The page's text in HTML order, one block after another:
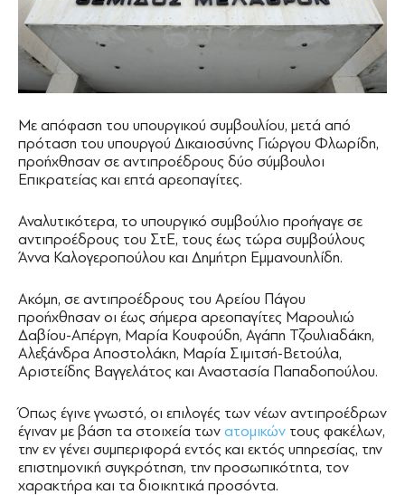
Με απόφαση του υπουργικού συμβουλίου, μετά από
πρόταση του υπουργού Δικαιοσύνης Γιώργου Φλωρίδη,
προήχθησαν σε αντιπροέδρους δύο σύμβουλοι
Επικρατείας και επτά αρεοπαγίτες.
Αναλυτικότερα, το υπουργικό συμβούλιο προήγαγε σε
αντιπροέδρους του ΣτΕ, τους έως τώρα συμβούλους
Άννα Καλογεροπούλου και Δημήτρη Εμμανουηλίδη.
Ακόμη, σε αντιπροέδρους του Αρείου Πάγου
προήχθησαν οι έως σήμερα αρεοπαγίτες Μαρουλιώ
Δαβίου-Απέργη, Μαρία Κουφούδη, Αγάπη Τζουλιαδάκη,
Αλεξάνδρα Αποστολάκη, Μαρία Σιμιτσή-Βετούλα,
Αριστείδης Βαγγελάτος και Αναστασία Παπαδοπούλου.
Όπως έγινε γνωστό, οι επιλογές των νέων αντιπροέδρων
έγιναν με βάση τα στοιχεία των ατομικών τους φακέλων,
την εν γένει συμπεριφορά εντός και εκτός υπηρεσίας, την
επιστημονική συγκρότηση, την προσωπικότητα, τον
χαρακτήρα και τα διοικητικά προσόντα.